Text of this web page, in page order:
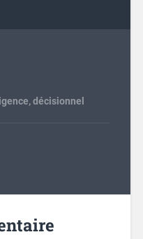
,décisionnel